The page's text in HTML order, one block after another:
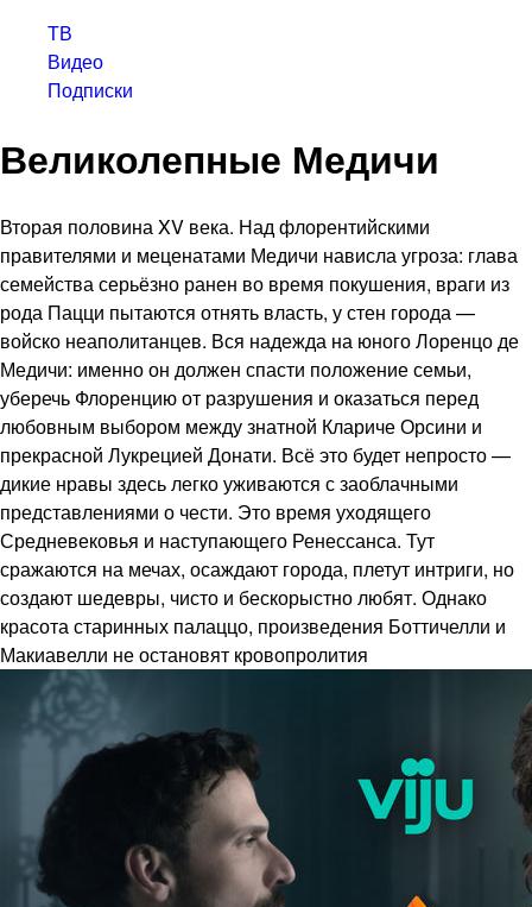
ТВ
Видео
Подписки
Великолепные Медичи
Вторая половина XV века. Над флорентийскими
правителями и меценатами Медичи нависла угроза: глава
семейства серьёзно ранен во время покушения, враги из
рода Пацци пытаются отнять власть, у стен города —
войско неаполитанцев. Вся надежда на юного Лоренцо де
Медичи: именно он должен спасти положение семьи,
уберечь Флоренцию от разрушения и оказаться перед
любовным выбором между знатной Клариче Орсини и
прекрасной Лукрецией Донати. Всё это будет непросто —
дикие нравы здесь легко уживаются с заоблачными
представлениями о чести. Это время уходящего
Средневековья и наступающего Ренессанса. Тут
сражаются на мечах, осаждают города, плетут интриги, но
создают шедевры, чисто и бескорыстно любят. Однако
красота старинных палаццо, произведения Боттичелли и
Макиавелли не остановят кровопролития